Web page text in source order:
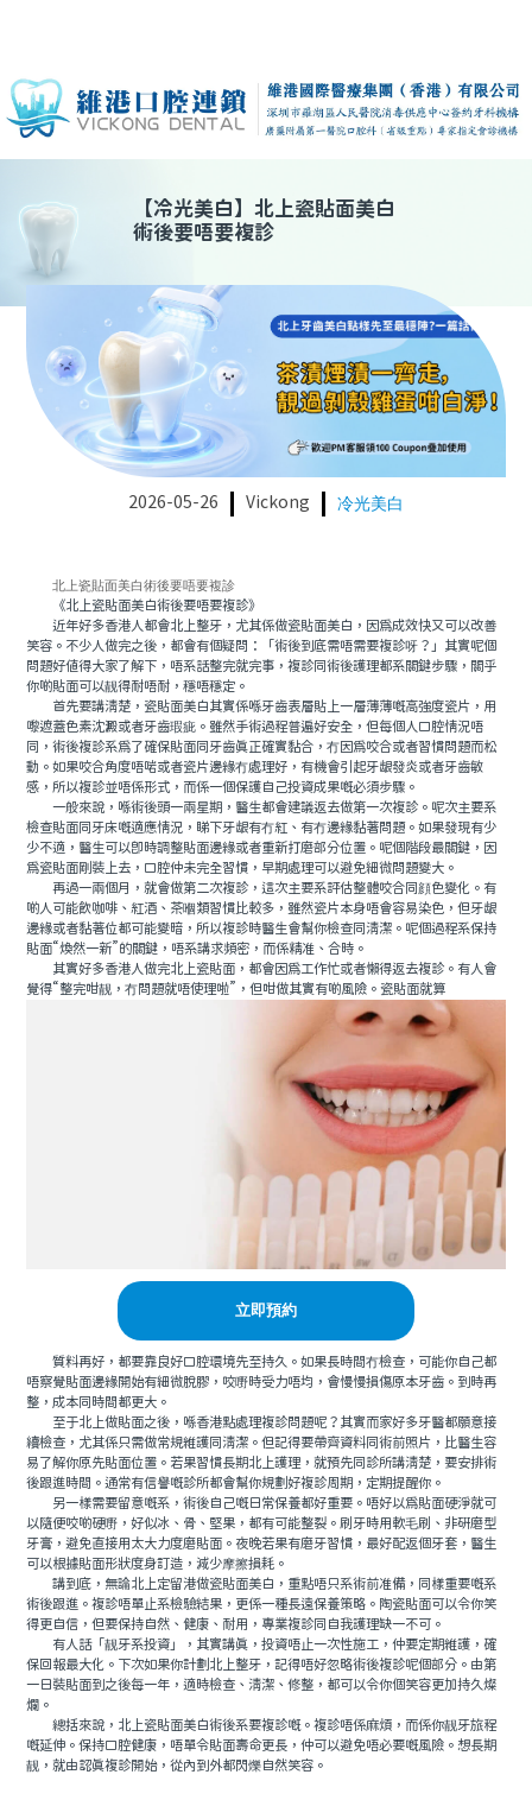
【冷光美白】 北上瓷貼面美白
術後要唔要複診
2026-05-26 Vickong 冷光美白
北上瓷貼面美白術後要唔要複診
《北上瓷貼面美白術後要唔要複診》
近年好多香港人都會北上整牙，尤其係做瓷貼面美白，因為成效快又可以改善
笑容。不少人做完之後，都會有個疑問：「術後到底需唔需要複診呀？」其實呢個
問題好值得大家了解下，唔系話整完就完事，複診同術後護理都系關鍵步驟，關乎
你啲貼面可以靓得耐唔耐，穩唔穩定。
首先要講清楚，瓷貼面美白其實係喺牙齒表層貼上一層薄薄嘅高強度瓷片，用
嚟遮蓋色素沈澱或者牙齒瑕疵。雖然手術過程普遍好安全，但每個人口腔情況唔
同，術後複診系爲了確保貼面同牙齒真正確實黏合，冇因爲咬合或者習慣問題而松
動。如果咬合角度唔啱或者瓷片邊緣冇處理好，有機會引起牙龈發炎或者牙齒敏
感，所以複診並唔係形式，而係一個保護自己投資成果嘅必須步驟。
一般來說，喺術後頭一兩星期，醫生都會建議返去做第一次複診。呢次主要系
檢查貼面同牙床嘅適應情況，睇下牙龈有冇紅、有冇邊緣黏著問題。如果發現有少
少不適，醫生可以即時調整貼面邊緣或者重新打磨部分位置。呢個階段最關鍵，因
爲瓷貼面剛裝上去，口腔仲未完全習慣，早期處理可以避免細微問題變大。
再過一兩個月，就會做第二次複診，這次主要系評估整體咬合同顔色變化。有
啲人可能飲咖啡、紅酒、茶嗰類習慣比較多，雖然瓷片本身唔會容易染色，但牙龈
邊緣或者黏著位都可能變暗，所以複診時醫生會幫你檢查同清潔。呢個過程系保持
貼面“煥然一新”的關鍵，唔系講求頻密，而係精准、合時。
其實好多香港人做完北上瓷貼面，都會因爲工作忙或者懶得返去複診。有人會
覺得“整完咁靓，冇問題就唔使理啦”，但咁做其實有啲風險。瓷貼面就算
立即預約
質料再好，都要靠良好口腔環境先至持久。如果長時間冇檢查，可能你自己都
唔察覺貼面邊緣開始有細微脫膠，咬嘢時受力唔均，會慢慢損傷原本牙齒。到時再
整，成本同時間都更大。
至于北上做貼面之後，喺香港點處理複診問題呢？其實而家好多牙醫都願意接
續檢查，尤其係只需做常規維護同清潔。但記得要帶齊資料同術前照片，比醫生容
易了解你原先貼面位置。若果習慣長期北上護理，就預先同診所講清楚，要安排術
後跟進時間。通常有信譽嘅診所都會幫你規劃好複診周期，定期提醒你。
另一樣需要留意嘅系，術後自己嘅日常保養都好重要。唔好以為貼面硬淨就可
以隨便咬啲硬嘢，好似冰、骨、堅果，都有可能整裂。刷牙時用軟毛刷、非研磨型
牙膏，避免直接用太大力度磨貼面。夜晚若果有磨牙習慣，最好配返個牙套，醫生
可以根據貼面形狀度身訂造，減少摩擦損耗。
講到底，無論北上定留港做瓷貼面美白，重點唔只系術前准備，同樣重要嘅系
術後跟進。複診唔單止系檢驗結果，更係一種長遠保養策略。陶瓷貼面可以令你笑
得更自信，但要保持自然、健康、耐用，專業複診同自我護理缺一不可。
有人話「靓牙系投資」，其實講真，投資唔止一次性施工，仲要定期維護，確
保回報最大化。下次如果你計劃北上整牙，記得唔好忽略術後複診呢個部分。由第
一日裝貼面到之後每一年，適時檢查、清潔、修整，都可以令你個笑容更加持久燦
爛。
總括來說，北上瓷貼面美白術後系要複診嘅。複診唔係麻煩，而係你靓牙旅程
嘅延伸。保持口腔健康，唔單令貼面壽命更長，仲可以避免唔必要嘅風險。想長期
靓，就由認真複診開始，從內到外都閃爍自然笑容。